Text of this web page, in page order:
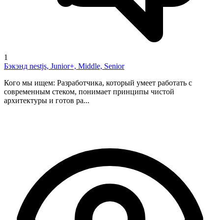
1
Бэкэнд nestjs, Junior+, Middle, Senior
Кого мы ищем: Разработчика, который умеет работать с
современным стеком, понимает принципы чистой
архитектуры и готов ра...